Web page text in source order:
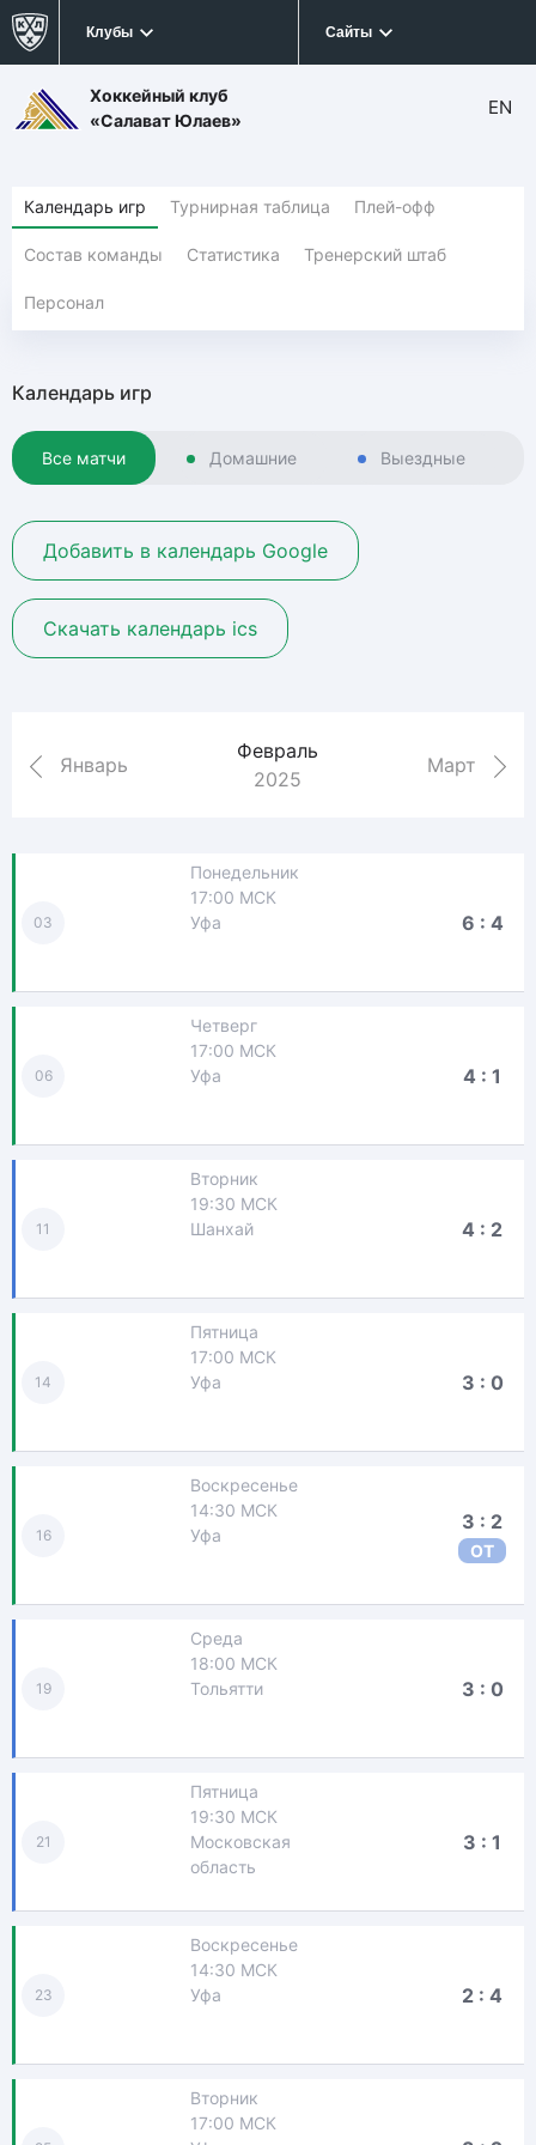
Клубы Сайты
Хоккейный клуб
«Салават Юлаев»
EN
Календарь игр Турнирная таблица Плей-офф
Состав команды Статистика Тренерский штаб
Персонал
Календарь игр
Все матчи Домашние Выездные
Добавить в календарь Google
Скачать календарь ics
Январь
Февраль
2025
Март
03
Понедельник
17:00 МСК
Уфа
6 : 4
06
Четверг
17:00 МСК
Уфа
4 : 1
11
Вторник
19:30 МСК
Шанхай
4 : 2
14
Пятница
17:00 МСК
Уфа
3 : 0
16
Воскресенье
14:30 МСК
Уфа
3 : 2
ОТ
19
Среда
18:00 МСК
Тольятти
3 : 0
21
Пятница
19:30 МСК
Московская
область
3 : 1
23
Воскресенье
14:30 МСК
Уфа
2 : 4
Вторник
17:00 МСК